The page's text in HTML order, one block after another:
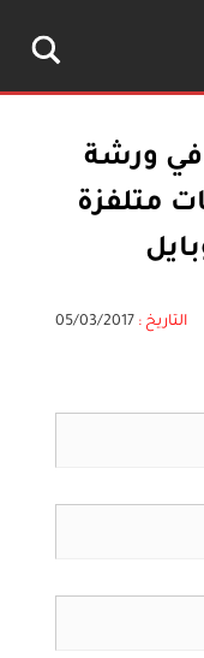
في ورشة
متلفزة
التاريخ :05/03/2017